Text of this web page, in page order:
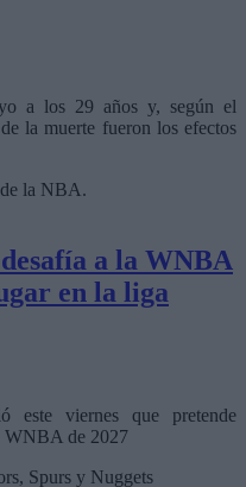
a los 29 años y, según el
la muerte fueron los efectos
a la WNBA
en la liga
viernes que pretende
WNBA de 2027